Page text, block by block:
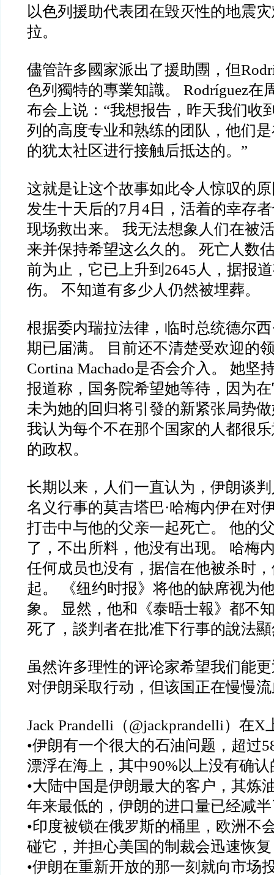
以色列援助代表团在毁灭性的地震
拉。
儘管許多國家派出了援助團，但
色列獨特的專業知識。 Rodríguez在
布会上说：“我想报告，昨天我们收
列的高度专业和熟练的团队，他们
的犹太社区进行接触后抵达的。”
这就是让这个故事如此令人惊叹的
发生十天后的7月4日，活着的幸存
现场救出来。 我无法想象人们在被
来并保持希望这么久的。 死亡人数
前为止，它已上升到2645人，据报
伤。 不知道有多少人仍然被埋葬。
根据委内瑞拉法律，临时总统德尔
期已届满。 目前还不清楚受欢迎的
Cortina Machado是否会介入。 她坚
报道称，国务院希望她等待，因为
未为她的回归将引發的新紧张局势
我认为每个不在那个国家的人都很
的政权。
长期以来，人们一直认为，伊朗谈
名义行事的莫吉塔巴·哈梅内伊在对
打击中与他的父亲一起死亡。 他的
了，不出所料，他没有出现。 哈梅
任何成员也没有，据信在他被杀时
起。 《纽约时报》将他的缺席视为
象。 显然，他和《泰晤士報》都不
死了，談判者在批准下行事的說法
虽然许多理性的评论家希望我们能
对伊朗采取行动，但该国正在慢慢
Jack Prandelli（@jackprandelli）在X
•伊朗有一个很大的石油问题，超过
漂浮在海上，其中90%以上没有确认
•大陆中国是伊朗最大的客户，其炼
年来最低的，伊朗的进口量已经减
•印度被锁在俄罗斯的桶里，欧洲不
碰它，并担心美国的制裁会迅速恢复
•伊朗在重新开放的那一刻就向市场